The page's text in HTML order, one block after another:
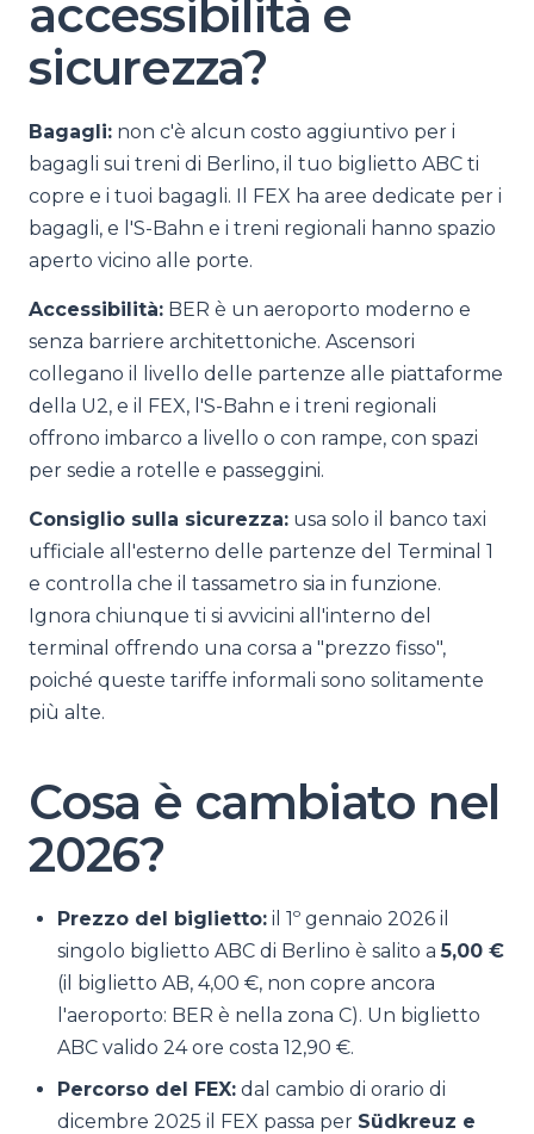
accessibilità e
sicurezza?
Bagagli: non c'è alcun costo aggiuntivo per i
bagagli sui treni di Berlino, il tuo biglietto ABC ti
copre e i tuoi bagagli. Il FEX ha aree dedicate per i
bagagli, e l'S-Bahn e i treni regionali hanno spazio
aperto vicino alle porte.
Accessibilità: BER è un aeroporto moderno e
senza barriere architettoniche. Ascensori
collegano il livello delle partenze alle piattaforme
della U2, e il FEX, l'S-Bahn e i treni regionali
offrono imbarco a livello o con rampe, con spazi
per sedie a rotelle e passeggini.
Consiglio sulla sicurezza: usa solo il banco taxi
ufficiale all'esterno delle partenze del Terminal 1
e controlla che il tassametro sia in funzione.
Ignora chiunque ti si avvicini all'interno del
terminal offrendo una corsa a "prezzo fisso",
poiché queste tariffe informali sono solitamente
più alte.
Cosa è cambiato nel
2026?
Prezzo del biglietto: il 1º gennaio 2026 il
singolo biglietto ABC di Berlino è salito a5,00 €
(il biglietto AB, 4,00 €, non copre ancora
l'aeroporto: BER è nella zona C). Un biglietto
ABC valido 24 ore costa 12,90 €.
Percorso del FEX: dal cambio di orario di
dicembre 2025 il FEX passa per Südkreuz e